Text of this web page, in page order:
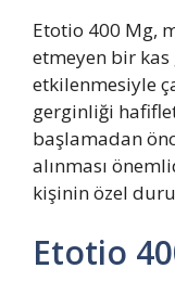
Etotio 400 Mg,
etmeyen bir
etkilenmesiyle
gerginliği
başlamadan
alınması
kişinin özel
Etotio